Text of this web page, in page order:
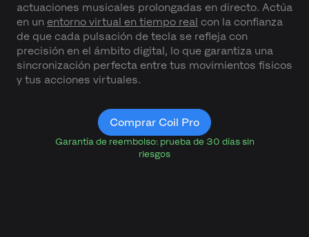
actuaciones musicales prolongadas en directo. Actúa
en un entorno virtual en tiempo real con la confianza
de que cada pulsación de tecla se refleja con
precisión en el ámbito digital, lo que garantiza una
sincronización perfecta entre tus movimientos físicos
y tus acciones virtuales.
Comprar Coil Pro
Garantía de reembolso: prueba de 30 días sin
riesgos